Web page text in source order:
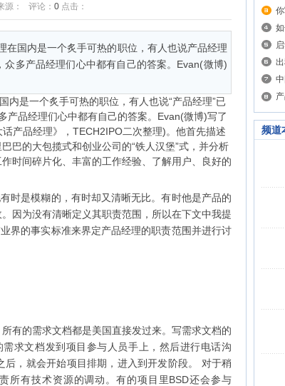
源： 评论： 0点击：
国内是一个炙手可热的职位，有人也说产品经理
多产品经理们心中都有自己的答案。Evan(微博)
是一个炙手可热的职位，有人也说“产品经理”已
产品经理们心中都有自己的答案。Evan(微博)写了
产品经理》，TECH2IPO二次整理)。他首先描述
巴的大包揽式和创业公司的“铁人汉堡”式，并分析
时间碎片化、丰富的工作经验、了解用户、良好的
是模糊的，有时却又清晰无比。有时他是产品的
因为没有清晰定义其职责范围，所以在下文中我提
界的事实标准来界定产品经理的职责范围并进行讨
的需求文档都是美国直接发过来。写需求文档的
需求文档发到项目参与人员手上，然后进行电话沟
，就会开始项目排期，进入到开发阶段。 对于稍
所有技术资源的调动。有的项目里BSD还会参与
频道